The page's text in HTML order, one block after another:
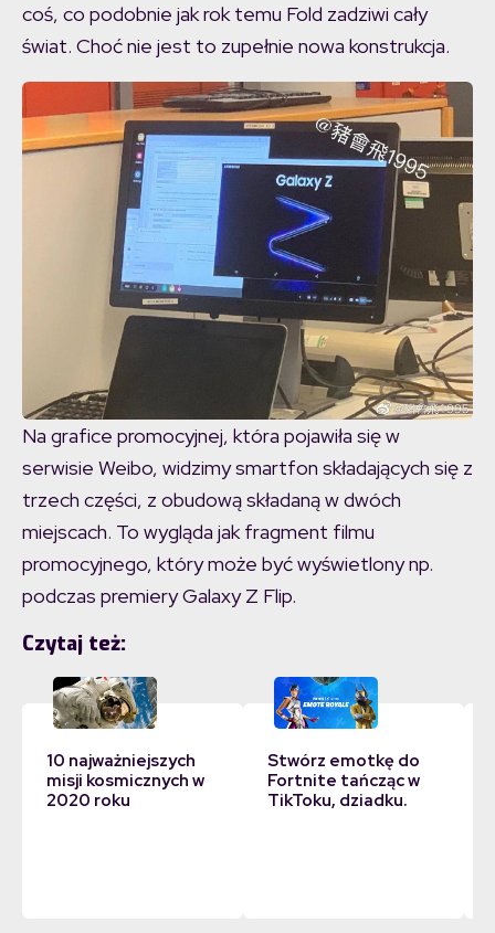
coś, co podobnie jak rok temu Fold zadziwi cały
świat. Choć nie jest to zupełnie nowa konstrukcja.
Na grafice promocyjnej, która pojawiła się w
serwisie Weibo, widzimy smartfon składających się z
trzech części, z obudową składaną w dwóch
miejscach. To wygląda jak fragment filmu
promocyjnego, który może być wyświetlony np.
podczas premiery Galaxy Z Flip.
Czytaj też:
10 najważniejszych
misji kosmicznych w
2020 roku
Stwórz emotkę do
Fortnite tańcząc w
TikToku, dziadku.